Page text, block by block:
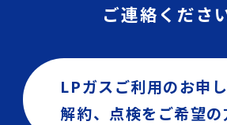
ご連絡くださ
LPガスご利用のお申
解約、点検を ご希望の